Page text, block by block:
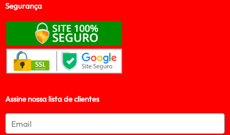
Segurança
Assine nossa lista de clientes